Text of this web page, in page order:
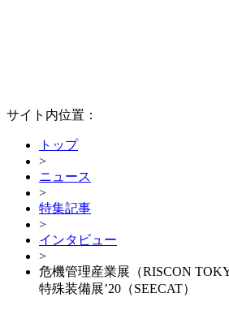
サイト内位置：
トップ
>
ニュース
>
特集記事
>
インタビュー
>
危機管理産業展（RISCON
特殊装備展’20（SEECAT）